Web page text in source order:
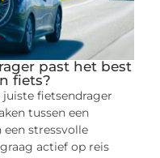
past het best
fiets?
juiste fietsendrager
tussen een
stressvolle
actief op reis